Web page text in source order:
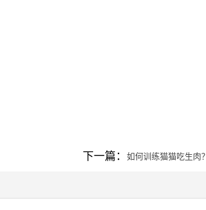
下一篇： 如何训练猫猫吃生肉？